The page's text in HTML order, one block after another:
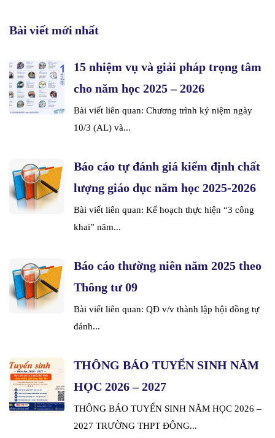
Bài viết mới nhất
15 nhiệm vụ và giải pháp trọng tâm
cho năm học 2025 – 2026
Bài viết liên quan: Chương trình kỷ niệm ngày
10/3 (AL) và...
Báo cáo tự đánh giá kiểm định chất
lượng giáo dục năm học 2025-2026
Bài viết liên quan: Kế hoạch thực hiện “3 công
khai” năm...
Báo cáo thường niên năm 2025 theo
Thông tư 09
Bài viết liên quan: QĐ v/v thành lập hội đồng tự
đánh...
THÔNG BÁO TUYỂN SINH NĂM
HỌC 2026 – 2027
THÔNG BÁO TUYỂN SINH NĂM HỌC 2026 –
2027 TRƯỜNG THPT ĐÔNG...